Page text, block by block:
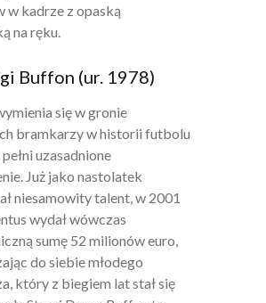
w kadrze z opaską
na ręku.
Buffon (ur. 1978)
się w gronie
bramkarzy w historii futbolu
uzasadnione
Już jako nastolatek
niesamowity talent, w 2001
wydał wówczas
sumę 52 milionów euro,
do siebie młodego
który z biegiem lat stał się